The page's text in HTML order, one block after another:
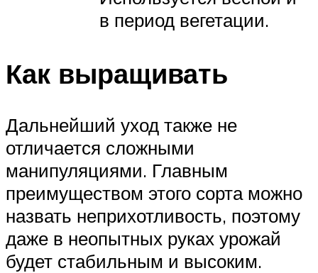
в период вегетации.
Как выращивать
Дальнейший уход также не
отличается сложными
манипуляциями. Главным
преимуществом этого сорта можно
назвать неприхотливость, поэтому
даже в неопытных руках урожай
будет стабильным и высоким.